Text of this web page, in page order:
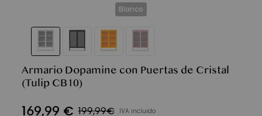
Blanco
Armario Dopamine con Puertas de Cristal
(Tulip CB10)
169,99 € 199,99€ IVA incluido